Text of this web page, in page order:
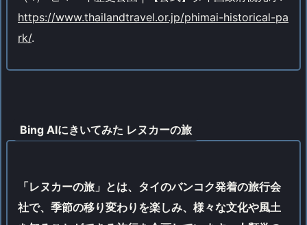
https://www.thailandtravel.or.jp/phimai-historical-pa
rk/.
Bing AIにきいてみた レヌカーの旅
「レヌカーの旅」とは、タイのバンコク発着の旅行会
社で、季節の移り変わりを楽しみ、様々な文化や風土